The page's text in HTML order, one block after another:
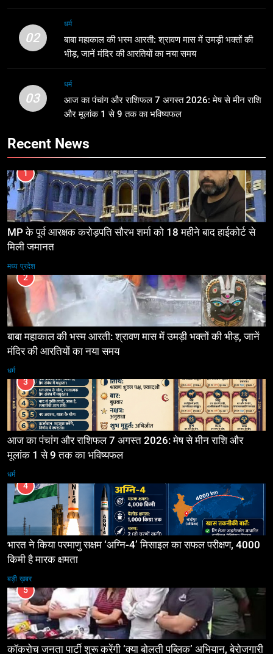
02
धर्म
बाबा महाकाल की भस्म आरती: श्रावण मास में उमड़ी भक्तों की
भीड़, जानें मंदिर की आरतियों का नया समय
03
धर्म
आज का पंचांग और राशिफल 7 अगस्त 2026: मेष से मीन राशि
और मूलांक 1 से 9 तक का भविष्यफल
Recent News
1
MP के पूर्व आरक्षक करोड़पति सौरभ शर्मा को 18 महीने बाद हाईकोर्ट से
मिली जमानत
मध्य प्रदेश
2
बाबा महाकाल की भस्म आरती: श्रावण मास में उमड़ी भक्तों की भीड़, जानें
मंदिर की आरतियों का नया समय
धर्म
3
आज का पंचांग और राशिफल 7 अगस्त 2026: मेष से मीन राशि और
मूलांक 1 से 9 तक का भविष्यफल
धर्म
4
भारत ने किया परमाणु सक्षम ‘अग्नि-4’ मिसाइल का सफल परीक्षण, 4000
किमी है मारक क्षमता
बड़ी ख़बर
5
कॉकरोच जनता पार्टी शुरू करेंगी ‘क्या बोलती पब्लिक’ अभियान, बेरोजगारी